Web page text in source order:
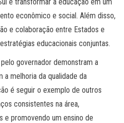
econômico e social. Além disso,
e colaboração entre Estados e
educacionais conjuntas.
governador demonstram a
melhoria da qualidade da
é seguir o exemplo de outros
consistentes na área,
e promovendo um ensino de